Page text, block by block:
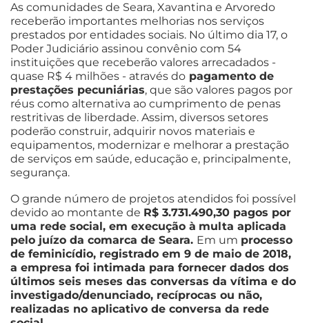
As comunidades de Seara, Xavantina e Arvoredo
receberão importantes melhorias nos serviços
prestados por entidades sociais. No último dia 17, o
Poder Judiciário assinou convênio com 54
instituições que receberão valores arrecadados -
quase R$ 4 milhões - através do pagamento de
prestações pecuniárias, que são valores pagos por
réus como alternativa ao cumprimento de penas
restritivas de liberdade. Assim, diversos setores
poderão construir, adquirir novos materiais e
equipamentos, modernizar e melhorar a prestação
de serviços em saúde, educação e, principalmente,
segurança.
O grande número de projetos atendidos foi possível
devido ao montante de R$ 3.731.490,30 pagos por
uma rede social, em execução à multa aplicada
pelo juízo da comarca de Seara. Em um processo
de feminicídio, registrado em 9 de maio de 2018,
a empresa foi intimada para fornecer dados dos
últimos seis meses das conversas da vítima e do
investigado/denunciado, recíprocas ou não,
realizadas no aplicativo de conversa da rede